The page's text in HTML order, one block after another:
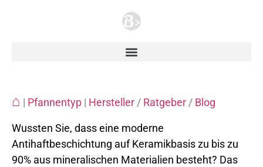
⌂ | Pfannentyp | Hersteller / Ratgeber / Blog
Wussten Sie, dass eine moderne
Antihaftbeschichtung auf Keramikbasis zu bis zu
90% aus mineralischen Materialien besteht? Das